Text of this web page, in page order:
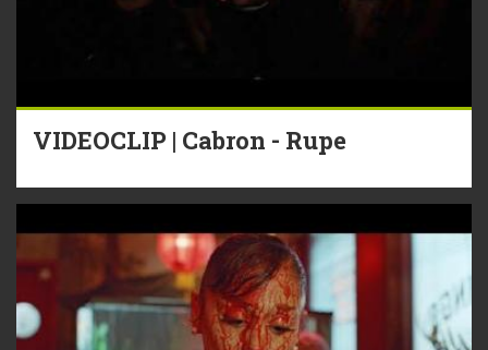
VIDEOCLIP | Cabron - Rupe